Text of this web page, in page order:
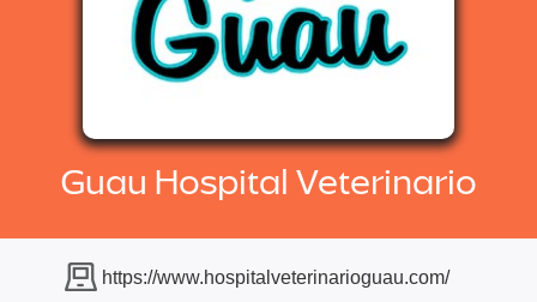
Guau Hospital Veterinario
https://www.hospitalveterinarioguau.com/